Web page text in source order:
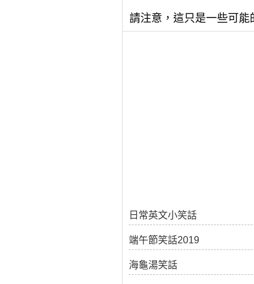
請注意，這只是一些可能
日常英文小笑話
端午節笑話2019
海龜湯笑話